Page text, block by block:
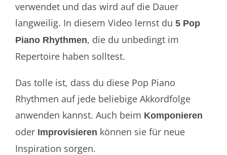
verwendet und das wird auf die Dauer
langweilig. In diesem Video lernst du 5 Pop
Piano Rhythmen, die du unbedingt im
Repertoire haben solltest.
Das tolle ist, dass du diese Pop Piano
Rhythmen auf jede beliebige Akkordfolge
anwenden kannst. Auch beim Komponieren
oder Improvisieren können sie für neue
Inspiration sorgen.